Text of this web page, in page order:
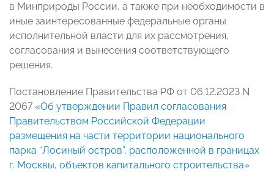
в Минприроды России, а также при необходимости в
иные заинтересованные федеральные органы
исполнительной власти для их рассмотрения,
согласования и вынесения соответствующего
решения.
Постановление Правительства РФ от 06.12.2023 N
2067 «Об утверждении Правил согласования
Правительством Российской Федерации
размещения на части территории национального
парка “Лосиный остров”, расположенной в границах
г. Москвы, объектов капитального строительства»